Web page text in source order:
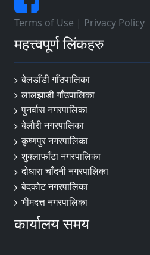
Terms of Use | Privacy Policy
महत्त्वपूर्ण लिंकहरु
बेलडाँडी गाँउपालिका
लालझाडी गाँउपालिका
पुनर्वास नगरपालिका
बेलाैरी नगरपालिका
कृष्णपुर नगरपालिका
शुक्लाफाँटा नगरपालिका
दोधारा चाँदनी नगरपालिका
बेदकोट नगरपालिका
भीमदत्त नगरपालिका
कार्यालय समय